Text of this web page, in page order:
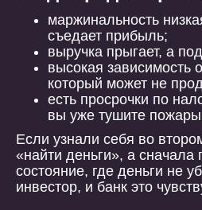
маржинальность
съедает прибыль;
выручка прыгает, а
высокая зависимость
который может не
есть просрочки по
вы уже тушите
Если узнали себя во
«найти деньги», а сначала
состояние, где деньги не
инвестор, и банк это